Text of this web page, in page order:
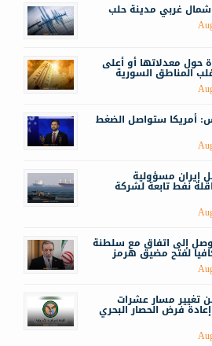
شمال غربي ‏مدينة حلب
حول معدلاتها أو أعلى
المناطق السورية
أمريكا ستواصل الضغط
إيران مسؤولية
نفط تابعة لشركة
إلى اتفاق مع سلطنة
لفتح مضيق هرمز
تغيير مسار عشرات
فرض الحصار البحري